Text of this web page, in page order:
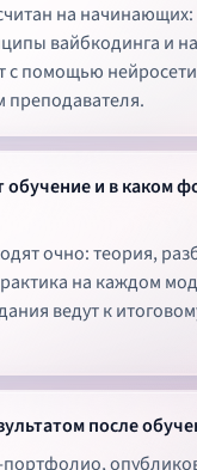
на
вайбкодинга и
с помощью
преподавателя.
обучение и в каком
очно: теория,
на каждом
ведут к
после
портфолио,